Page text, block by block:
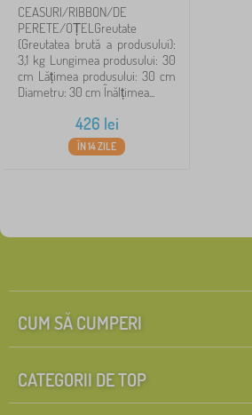
CEASURI/RIBBON/DE
PERETE/OȚELGreutate
(Greutatea brută a produsului):
3,1 kg Lungimea produsului: 30
cm Lățimea produsului: 30 cm
Diametru: 30 cm Înălțimea...
426 lei
ÎN 14 ZILE
CUM SĂ CUMPERI
CATEGORII DE TOP